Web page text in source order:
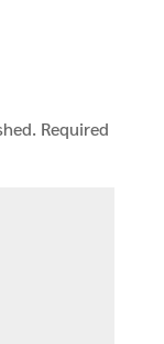
Required